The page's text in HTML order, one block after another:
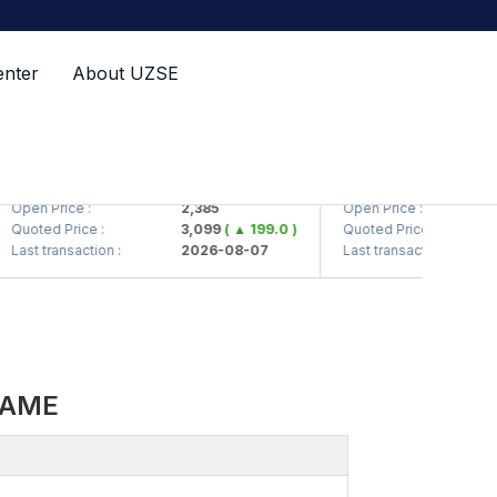
About UZSE
Price :
2,385
Price :
3,099( ▲ 199.0 )
transaction :
2026-08-07
Open Price :
Quoted Price :
Last transaction :